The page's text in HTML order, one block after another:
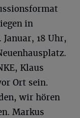
in
18 Uhr,
Klaus
Ort sein.
wir hören
Markus